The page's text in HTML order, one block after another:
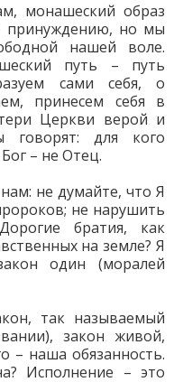
монашеский образ
принуждению, но мы
нашей воле.
путь – путь
сами себя, о
принесем себя в
Церкви верой и
говорят: для кого
– не Отец.
не думайте, что Я
не нарушить
братия, как
на земле? Я
один (моралей
так называемый
закон живой,
– наша обязанность.
Исполнение – это